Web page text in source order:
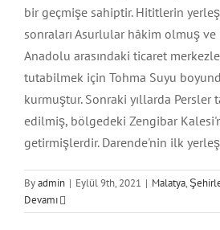
bir geçmişe sahiptir. Hititlerin
sonraları Asurlular hâkim olmuş
Anadolu arasındaki ticaret
tutabilmek için Tohma Suyu
kurmuştur. Sonraki yıllarda Persler
edilmiş, bölgedeki Zengibar
getirmişlerdir. Darende'nin ilk
Byadmin | Eylül 9th, 2021 | Malatya,
Devamı
Sivas Şehir